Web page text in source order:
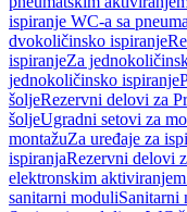
ispiranje WC-a sa
dvokoličinsko ispiranje
ispiranjeZa
jednokoličinsko ispiranje
šoljeRezervni delovi za
šoljeUgradni setovi za
montažuZa uređaje za
ispiranjaRezervni delovi
elektronskim
sanitarni moduliSanitarni